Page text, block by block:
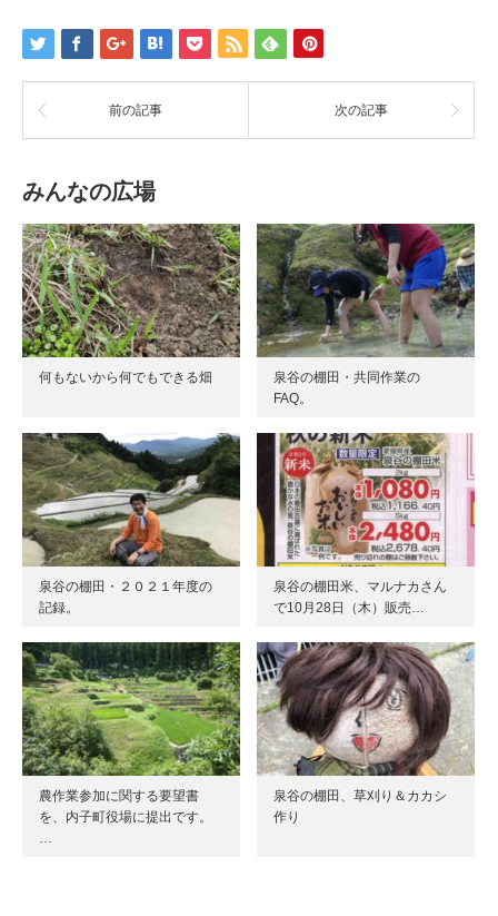
前の記事 次の記事
みんなの広場
何もないから何でもできる畑
泉谷の棚田・共同作業の
FAQ。
泉谷の棚田・２０２１年度の
記録。
泉谷の棚田米、マルナカさん
で10月28日（木）販売…
農作業参加に関する要望書
を、内子町役場に提出です。
…
泉谷の棚田、草刈り＆カカシ
作り